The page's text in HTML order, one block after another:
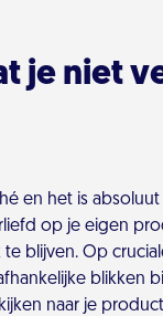
je niet
en het is
op je eigen
te blijven. Op
blikken
naar je